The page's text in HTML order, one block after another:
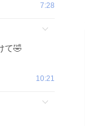
7:28
て🤣
10:21